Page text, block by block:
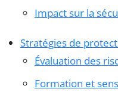
Impact sur la
Stratégies de
Évaluation des
Formation et